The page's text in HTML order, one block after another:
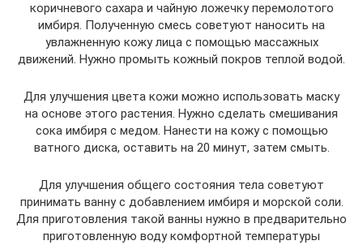
коричневого сахара и чайную ложечку перемолотого
имбиря. Полученную смесь советуют наносить на
увлажненную кожу лица с помощью массажных
движений. Нужно промыть кожный покров теплой водой.
Для улучшения цвета кожи можно использовать маску
на основе этого растения. Нужно сделать смешивания
сока имбиря с медом. Нанести на кожу с помощью
ватного диска, оставить на 20 минут, затем смыть.
Для улучшения общего состояния тела советуют
принимать ванну с добавлением имбиря и морской соли.
Для приготовления такой ванны нужно в предварительно
приготовленную воду комфортной температуры